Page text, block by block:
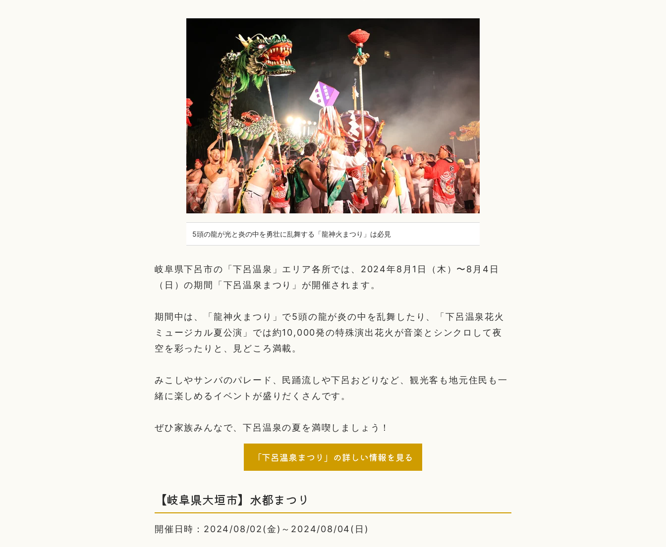
5頭の龍が光と炎の中を勇壮に乱舞する「龍神火まつり」は必見
岐阜県下呂市の「下呂温泉」エリア各所では、2024年8月1日（木）〜8月4日
（日）の期間「下呂温泉まつり」が開催されます。
期間中は、「龍神火まつり」で5頭の龍が炎の中を乱舞したり、「下呂温泉花火
ミュージカル夏公演」では約10,000発の特殊演出花火が音楽とシンクロして夜
空を彩ったりと、見どころ満載。
みこしやサンバのパレード、民踊流しや下呂おどりなど、観光客も地元住民も一
緒に楽しめるイベントが盛りだくさんです。
ぜひ家族みんなで、下呂温泉の夏を満喫しましょう！
「下呂温泉まつり」の詳しい情報を見る
【岐阜県大垣市】水都まつり
開催日時：2024/08/02(金)～2024/08/04(日)